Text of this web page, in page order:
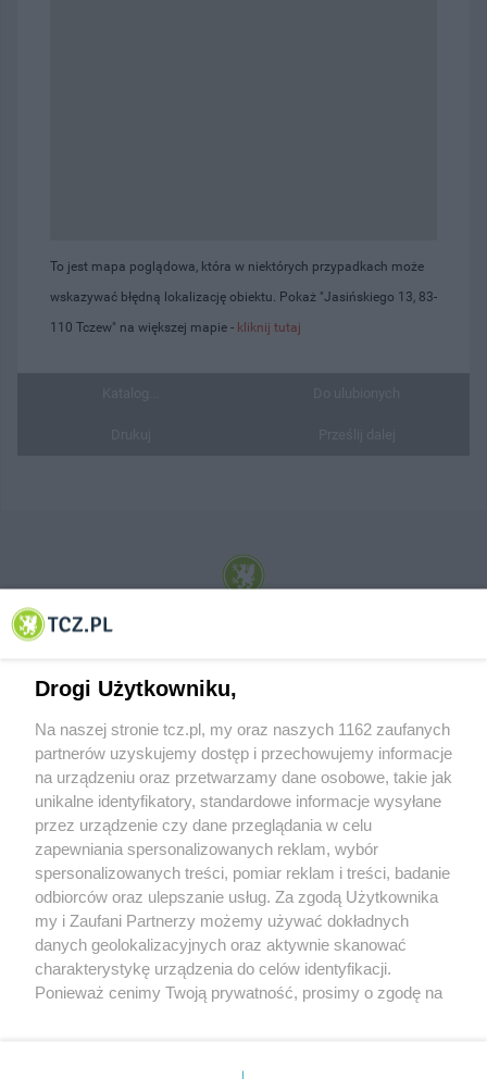
To jest mapa poglądowa, która w niektórych przypadkach może
wskazywać błędną lokalizację obiektu. Pokaż "Jasińskiego 13, 83-
110 Tczew" na większej mapie - kliknij tutaj
© 2001-2026 Tczew - TCZ.PL Sp. z o.o. Internetowy Serwis Informacyjny Miasta
O FIRMIE POLITYKA PRYWATNOŚCI HOSTING
REKLAMA WSPÓŁPRACA RSS FACEBOOK KONTAKT
Nasze serwisy
Aktualności
Tcz24
Muzyka i kultura
Archiwum wydarzeń
Drogi Użytkowniku,
Na naszej stronie tcz.pl, my oraz naszych 1162 zaufanych
partnerów uzyskujemy dostęp i przechowujemy informacje
na urządzeniu oraz przetwarzamy dane osobowe, takie jak
unikalne identyfikatory, standardowe informacje wysyłane
przez urządzenie czy dane przeglądania w celu
zapewniania spersonalizowanych reklam, wybór
spersonalizowanych treści, pomiar reklam i treści, badanie
odbiorców oraz ulepszanie usług. Za zgodą Użytkownika
my i Zaufani Partnerzy możemy używać dokładnych
danych geolokalizacyjnych oraz aktywnie skanować
charakterystykę urządzenia do celów identyfikacji.
Ponieważ cenimy Twoją prywatność, prosimy o zgodę na